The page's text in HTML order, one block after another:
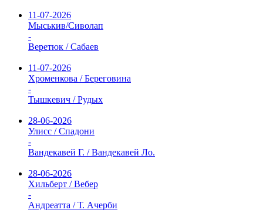
11-07-2026
Мыськив/Сиволап
-
Веретюк / Сабаев
11-07-2026
Хроменкова / Береговина
-
Тышкевич / Рудых
28-06-2026
Улисс / Спадони
-
Вандекавей Г. / Вандекавей Ло.
28-06-2026
Хильберт / Вебер
-
Андреатта / Т. Ачерби